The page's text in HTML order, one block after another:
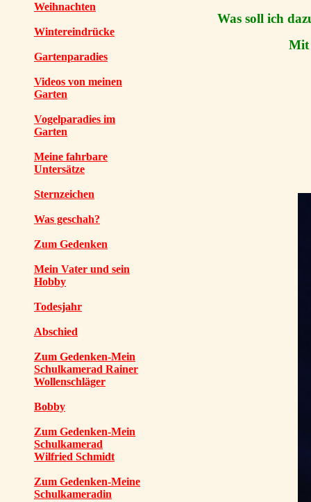
Weihnachten
Wintereindrücke
Gartenparadies
Videos von meinen
Garten
Vogelparadies im
Garten
Meine fahrbare
Untersätze
Sternzeichen
Was geschah?
Zum Gedenken
Mein Vater und sein
Hobby
Todesjahr
Abschied
Zum Gedenken-Mein
Schulkamerad Rainer
Wollenschläger
Bobby
Zum Gedenken-Mein
Schulkamerad
Wilfried Schmidt
Zum Gedenken-Meine
Schulkameradin
Was soll ich
Mit